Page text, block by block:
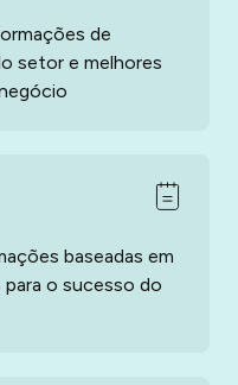
de
setor e melhores
baseadas em
o sucesso do